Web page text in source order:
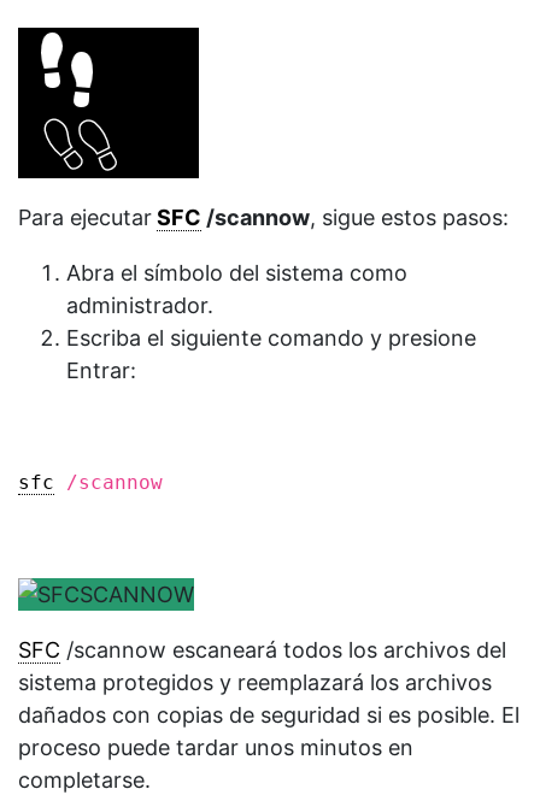
Para ejecutarSFC /scannow, sigue estos pasos:
Abra el símbolo del sistema como
administrador.
Escriba el siguiente comando y presione
Entrar:
sfc /scannow
SFC /scannow escaneará todos los archivos del
sistema protegidos y reemplazará los archivos
dañados con copias de seguridad si es posible. El
proceso puede tardar unos minutos en
completarse.